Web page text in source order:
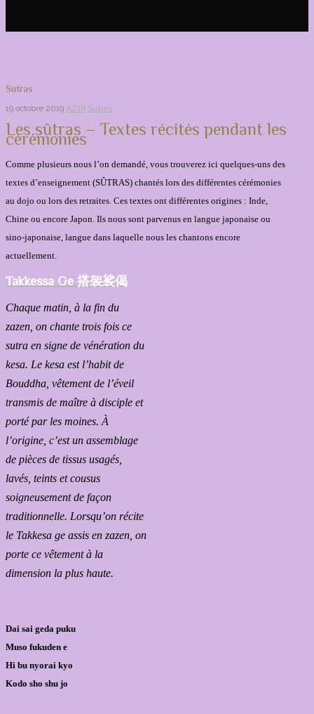
Sutras
19 octobre 2019 AZM Sutras
Les sûtras – Textes récités pendant les
cérémonies
Comme plusieurs nous l’on demandé, vous trouverez ici quelques-uns des
textes d’enseignement (SÛTRAS) chantés lors des différentes cérémonies
au dojo ou lors des retraites. Ces textes ont différentes origines : Inde,
Chine ou encore Japon. Ils nous sont parvenus en langue japonaise ou
sino-japonaise, langue dans laquelle nous les chantons encore
actuellement.
Takkessa Ge 搭袈裟偈
Chaque matin, à la fin du
zazen, on chante trois fois ce
sutra en signe de vénération du
kesa. Le kesa est l’habit de
Bouddha, vêtement de l’éveil
transmis de maître à disciple et
porté par les moines. À
l’origine, c’est un assemblage
de pièces de tissus usagés,
lavés, teints et cousus
soigneusement de façon
traditionnelle. Lorsqu’on récite
le Takkesa ge assis en zazen, on
porte ce vêtement à la
dimension la plus haute.
Dai sai geda puku
Muso fukuden e
Hi bu nyorai kyo
Kodo sho shu jo